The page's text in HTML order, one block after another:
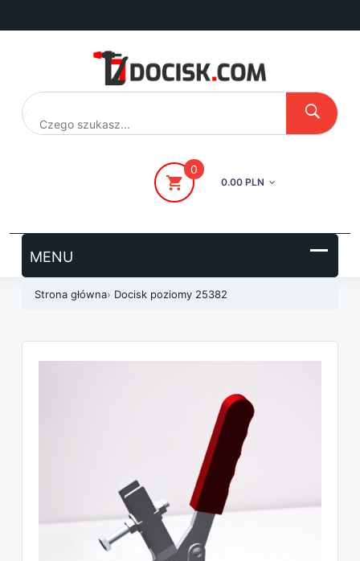
do
0
0.00 PLN
Strona główna› Docisk poziomy 25382